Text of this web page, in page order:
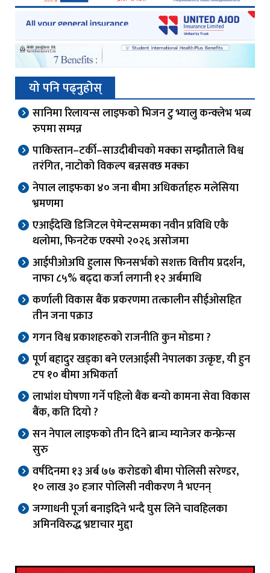
यो पनि पढ्नुहोस्
सानिमा रिलायन्स लाइफको भिजन टु भ्यालु कन्क्लेभ भव्य
रुपमा सम्पन्न
पाकिस्तान–टर्की–साउदीबीचको मक्का सम्झौताले विश्व
तरंगित, नाटोको विकल्प बन्नसक्छ मक्का
नेपाल लाइफका ४० जना बीमा अधिकर्ताहरु मलेसिया
भ्रमणमा
एआईदेखि डिजिटल पेमेन्टसम्मका नवीन प्रविधि एकै
थलोमा, फिनटेक एक्स्पो २०२६ असोजमा
आईपीओअघि हुलास फिनसर्भको सशक्त वित्तीय प्रदर्शन,
नाफा ८५% बढ्दा कर्जा लगानी १२ अर्बमाथि
कर्णाली विकास बैंक प्रकरणमा तत्कालीन सीईओसहित
तीन जना पक्राउ
गगन विश्व प्रकाशहरुको राजनीति कुन मोडमा ?
पूर्ण बहादुर खड्का बने एलआईसी नेपालका उत्कृष्ट, यी हुन
टप १० बीमा अभिकर्ता
लाभांश घोषणा गर्ने पहिलो बैंक बन्यो कामना सेवा विकास
बैंक, कति दियो ?
सन नेपाल लाइफको तीन दिने ब्रान्च म्यानेजर कन्फ्रेन्स
सुरु
वर्षदिनमा १३ अर्ब ७७ करोडको बीमा पोलिसी सरेण्डर,
१० लाख ३० हजार पोलिसी नवीकरण नै भएनन्
जग्गाधनी पूर्जा बनाइदिने भन्दै घुस लिने चावहिलका
अमिनविरुद्ध भ्रष्टाचार मुद्दा